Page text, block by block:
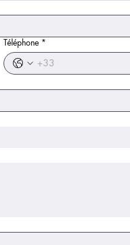
Téléphone *